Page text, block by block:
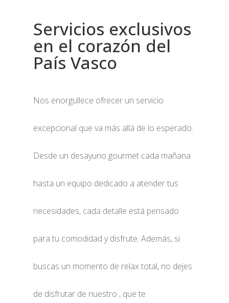
Servicios exclusivos
en el corazón del
País Vasco
Nos enorgullece ofrecer un servicio
excepcional que va más allá de lo esperado.
Desde un desayuno gourmet cada mañana
hasta un equipo dedicado a atender tus
necesidades, cada detalle está pensado
para tu comodidad y disfrute. Además, si
buscas un momento de relax total, no dejes
de disfrutar de nuestro , que te